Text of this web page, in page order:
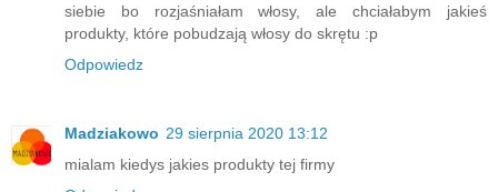
siebie bo rozjaśniałam włosy, ale chciałabym jakieś
produkty, które pobudzają włosy do skrętu :p
Odpowiedz
Madziakowo 29 sierpnia 2020 13:12
mialam kiedys jakies produkty tej firmy